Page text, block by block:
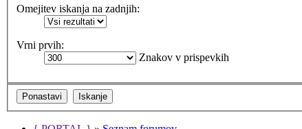
Omejitev iskanja na zadnjih:
Vrni prvih:
Znakov v prispevkih